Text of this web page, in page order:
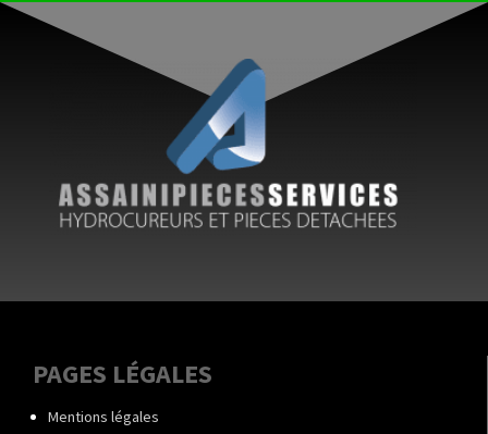
PAGES LÉGALES
Mentions légales